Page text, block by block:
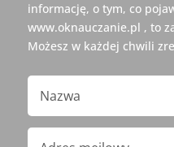
informację, o tym, co
www.oknauczanie.pl , to
Możesz w każdej chwili